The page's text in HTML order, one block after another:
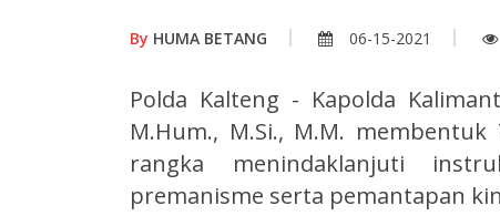
By HUMA BETANG 06-15-2021
Polda Kalteng - Kapolda
M.Hum., M.Si., M.M.
rangka menindaklanjuti
premanisme serta pemantapan